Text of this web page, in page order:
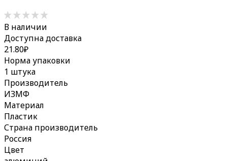
В наличии
Доступна доставка
21.80₽
Норма упаковки
1 штука
Производитель
ИЗМФ
Материал
Пластик
Страна производитель
Россия
Цвет